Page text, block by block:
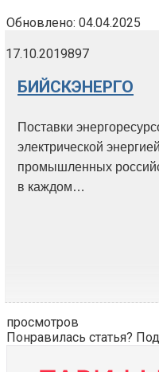
Обновлено: 04.04.2025
17.10.2019897
БИЙСКЭНЕРГО
Поставки
электрической
промышленных
в каждом…
просмотров
Понравилась статья?